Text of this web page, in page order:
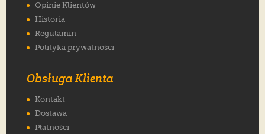
Opinie Klientów
Historia
Regulamin
Polityka prywatności
Obsługa Klienta
Kontakt
Dostawa
Płatności